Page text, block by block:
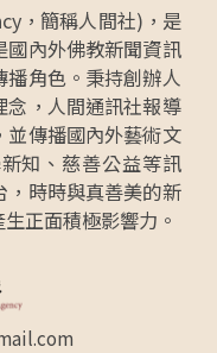
，簡稱人間社)，是
國內外佛教新聞資訊
角色。秉持創辦人
念，人間通訊社報導
傳播國內外藝術文
知、慈善公益等訊
，時時與真善美的新
正面積極影響力。